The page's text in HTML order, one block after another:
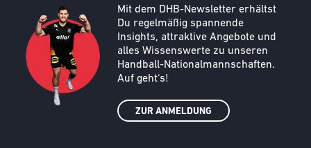
Text
Mit dem DHB-Newsletter erhältst
Du regelmäßig spannende
Insights, attraktive Angebote und
alles Wissenswerte zu unseren
Handball-Nationalmannschaften.
Auf geht‘s!
ZUR ANMELDUNG